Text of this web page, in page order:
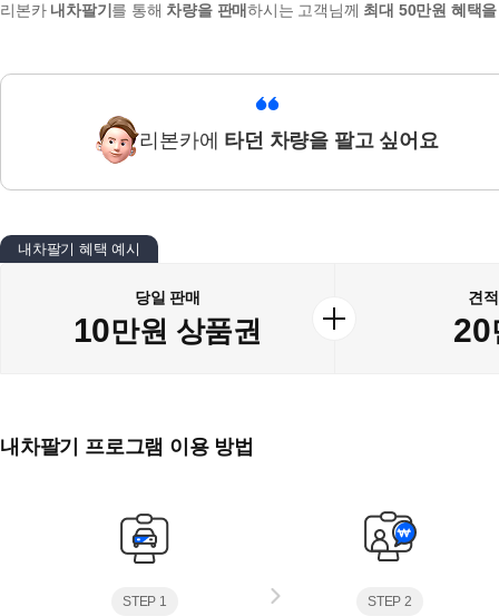
리본카 내차팔기 를 통해 차량을 판매하시는 고객님께 최대 50만원 혜택
리본카에 타던 차량을 팔고 싶어요
내차팔기 혜택 예시
당일 판매
10만원 상품권
견
20
내차팔기 프로그램 이용 방법
STEP 1 STEP 2